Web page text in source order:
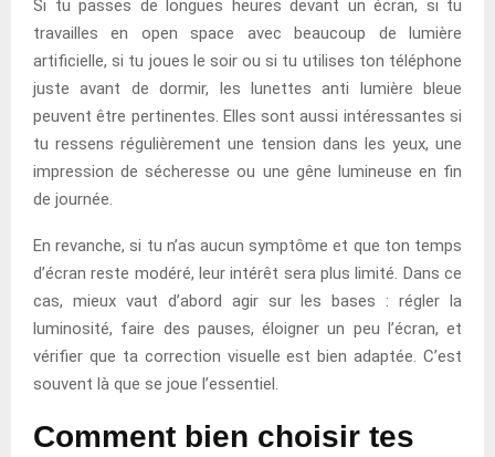
Si tu passes de longues heures devant un écran, si tu
travailles en open space avec beaucoup de lumière
artificielle, si tu joues le soir ou si tu utilises ton téléphone
juste avant de dormir, les lunettes anti lumière bleue
peuvent être pertinentes. Elles sont aussi intéressantes si
tu ressens régulièrement une tension dans les yeux, une
impression de sécheresse ou une gêne lumineuse en fin
de journée.
En revanche, si tu n’as aucun symptôme et que ton temps
d’écran reste modéré, leur intérêt sera plus limité. Dans ce
cas, mieux vaut d’abord agir sur les bases : régler la
luminosité, faire des pauses, éloigner un peu l’écran, et
vérifier que ta correction visuelle est bien adaptée. C’est
souvent là que se joue l’essentiel.
Comment bien choisir tes